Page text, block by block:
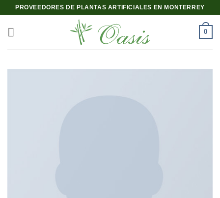
Saltar
contenido
PROVEEDORES DE PLANTAS ARTIFICIALES EN MONTERREY
0